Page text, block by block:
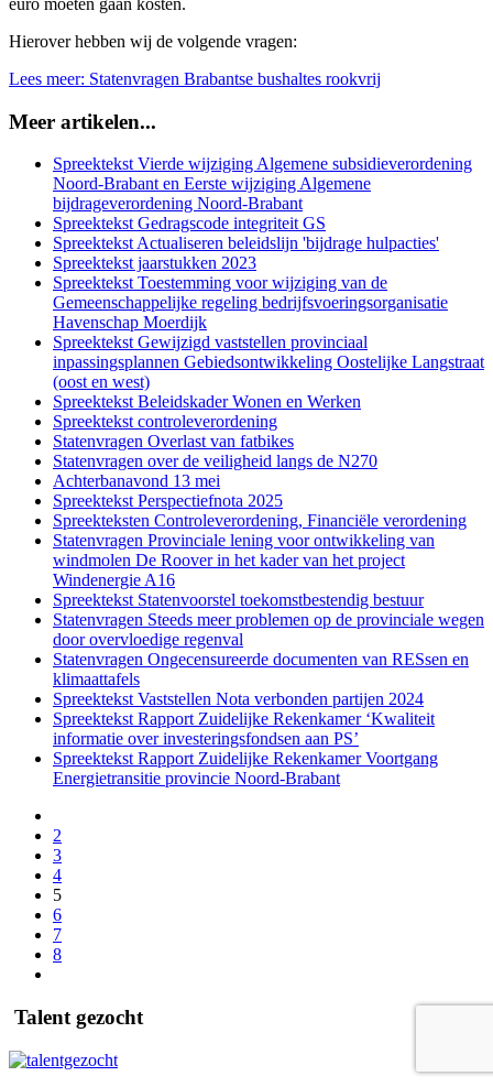
euro moeten gaan kosten.
Hierover hebben wij de volgende vragen:
Lees meer: Statenvragen Brabantse bushaltes rookvrij
Meer artikelen...
Spreektekst Vierde wijziging Algemene subsidieverordening
Noord-Brabant en Eerste wijziging Algemene
bijdrageverordening Noord-Brabant
Spreektekst Gedragscode integriteit GS
Spreektekst Actualiseren beleidslijn 'bijdrage hulpacties'
Spreektekst jaarstukken 2023
Spreektekst Toestemming voor wijziging van de
Gemeenschappelijke regeling bedrijfsvoeringsorganisatie
Havenschap Moerdijk
Spreektekst Gewijzigd vaststellen provinciaal
inpassingsplannen Gebiedsontwikkeling Oostelijke Langstraat
(oost en west)
Spreektekst Beleidskader Wonen en Werken
Spreektekst controleverordening
Statenvragen Overlast van fatbikes
Statenvragen over de veiligheid langs de N270
Achterbanavond 13 mei
Spreektekst Perspectiefnota 2025
Spreekteksten Controleverordening, Financiële verordening
Statenvragen Provinciale lening voor ontwikkeling van
windmolen De Roover in het kader van het project
Windenergie A16
Spreektekst Statenvoorstel toekomstbestendig bestuur
Statenvragen Steeds meer problemen op de provinciale wegen
door overvloedige regenval
Statenvragen Ongecensureerde documenten van RESsen en
klimaattafels
Spreektekst Vaststellen Nota verbonden partijen 2024
Spreektekst Rapport Zuidelijke Rekenkamer ‘Kwaliteit
informatie over investeringsfondsen aan PS’
Spreektekst Rapport Zuidelijke Rekenkamer Voortgang
Energietransitie provincie Noord-Brabant
2
3
4
5
6
7
8
Talent gezocht